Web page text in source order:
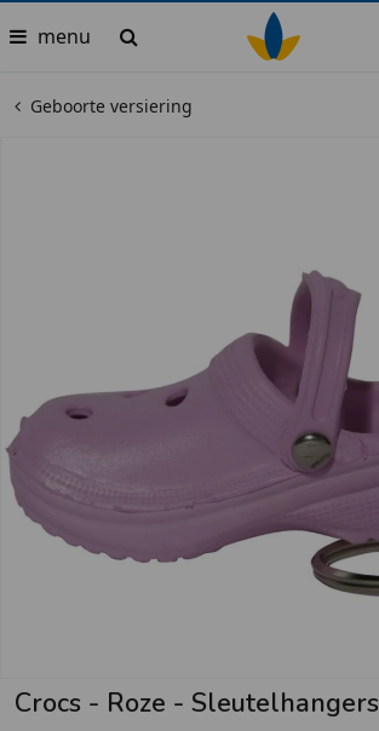
menu
Geboorte versiering
Crocs - Roze - Sleutelhangers